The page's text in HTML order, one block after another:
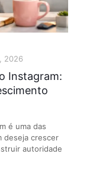
2026
Instagram:
é uma das
deseja crescer
autoridade